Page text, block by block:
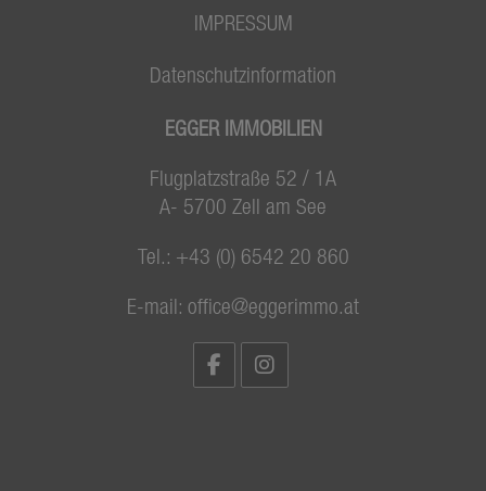
IMPRESSUM
Datenschutzinformation
EGGER IMMOBILIEN
Flugplatzstraße 52 / 1A
A- 5700 Zell am See
Tel.: +43 (0) 6542 20 860
E-mail: office@eggerimmo.at